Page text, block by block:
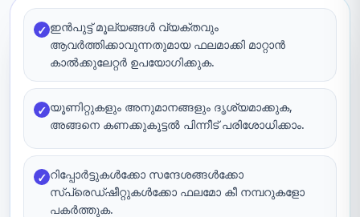
✓ ഇൻപുട്ട് മൂല്യങ്ങൾ വ്യക്തവും
ആവർത്തിക്കാവുന്നതുമായ ഫലമാക്കി മാറ്റാൻ
കാൽക്കുലേറ്റർ ഉപയോഗിക്കുക.
✓ യൂണിറ്റുകളും അനുമാനങ്ങളും ദൃശ്യമാക്കുക,
അങ്ങനെ കണക്കുകൂട്ടൽ പിന്നീട് പരിശോധിക്കാം.
✓ റിപ്പോർട്ടുകൾക്കോ സന്ദേശങ്ങൾക്കോ
സ്പ്രെഡ്ഷീറ്റുകൾക്കോ ഫലമോ കീ നമ്പറുകളോ
പകർത്തുക.